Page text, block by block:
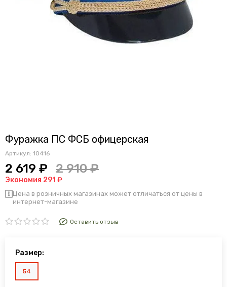
Фуражка ПС ФСБ офицерская
Артикул: 10416
2 619 ₽ 2 910 ₽
Экономия 291 ₽
Цена в розничных магазинах может отличаться от цены в
интернет-магазине
Оставить отзыв
Размер:
54